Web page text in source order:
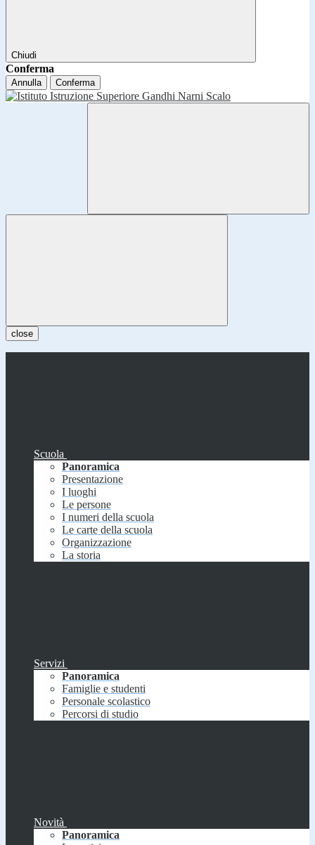
Chiudi
Conferma
Annulla Conferma
close
Scuola
Panoramica
Presentazione
I luoghi
Le persone
I numeri della scuola
Le carte della scuola
Organizzazione
La storia
Servizi
Panoramica
Famiglie e studenti
Personale scolastico
Percorsi di studio
Novità
Panoramica